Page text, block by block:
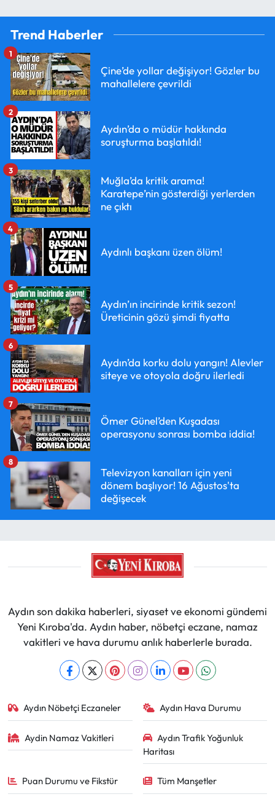
Trend Haberler
Çine’de yollar değişiyor! Gözler bu
mahallelere çevrildi
1
Aydın’da o müdür hakkında
soruşturma başlatıldı!
2
Muğla’da kritik arama!
Karatepe’nin gösterdiği yerlerden
ne çıktı
3
Aydınlı başkanı üzen ölüm!
4
Aydın’ın incirinde kritik sezon!
Üreticinin gözü şimdi fiyatta
5
Aydın’da korku dolu yangın! Alevler
siteye ve otoyola doğru ilerledi
6
Ömer Günel’den Kuşadası
operasyonu sonrası bomba iddia!
7
Televizyon kanalları için yeni
dönem başlıyor! 16 Ağustos'ta
değişecek
8
Aydın son dakika haberleri, siyaset ve ekonomi gündemi
Yeni Kıroba'da. Aydın haber, nöbetçi eczane, namaz
vakitleri ve hava durumu anlık haberlerle burada.
Aydın Nöbetçi Eczaneler Aydın Hava Durumu
Aydin Namaz Vakitleri
Aydın Trafik Yoğunluk
Haritası
Puan Durumu ve Fikstür Tüm Manşetler